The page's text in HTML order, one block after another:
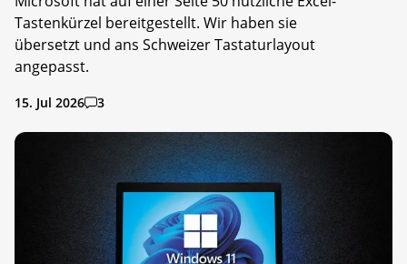
Tastenkürzel bereitgestellt. Wir haben sie
übersetzt und ans Schweizer Tastaturlayout
angepasst.
15. Jul 2026 3